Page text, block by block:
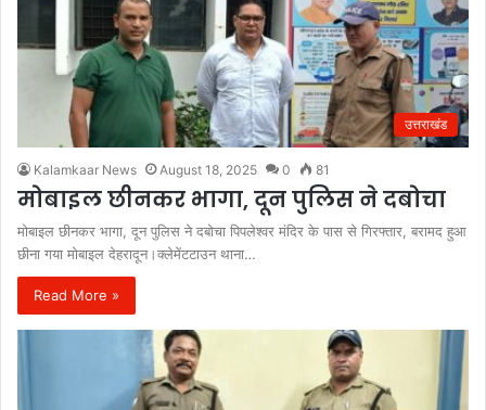
उत्तराखंड
Kalamkaar News August 18, 2025 0 81
मोबाइल छीनकर भागा, दून पुलिस ने दबोचा
मोबाइल छीनकर भागा, दून पुलिस ने दबोचा पिपलेश्वर मंदिर के पास से गिरफ्तार, बरामद हुआ
छीना गया मोबाइल देहरादून।क्लेमेंटटाउन थाना…
Read More »